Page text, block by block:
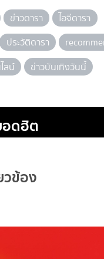
ข่าวดารา
ไอจีดารา
ประวัติดารา
ลน์ ข่าวบันเทิงวันนี้
อดฮิต
วข้อง